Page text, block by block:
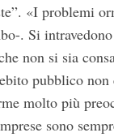
«I problemi
. Si
non si sia
pubblico
molto più
sono